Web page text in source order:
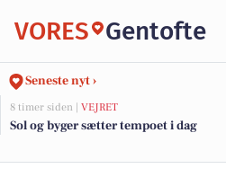
VORES Gentofte
Seneste nyt ›
8 timer siden | VEJRET
Sol og byger sætter tempoet i dag